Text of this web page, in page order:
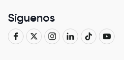
Síguenos